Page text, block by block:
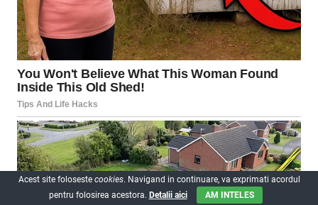
Acest site foloseste cookies. Navigand in continuare, va exprimati acordul
pentru folosirea acestora. Detalii aici AM INTELES